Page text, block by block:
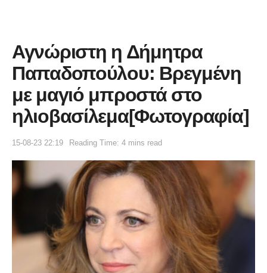
Αγνώριστη η Δήμητρα
Παπαδοπούλου: Βρεγμένη
με μαγιό μπροστά στο
ηλιοβασίλεμα[Φωτογραφία]
15-08-23 22:19 Reading Time: 4 mins read